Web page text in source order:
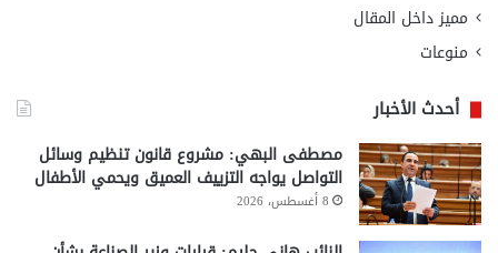
مميز داخل المقال
منوعات
أحدث الأخبار
مصطفى البهي: مشروع قانون تنظيم وسائل
التواصل يواجه التزييف العميق ويحمي الأطفال
8 أغسطس، 2026